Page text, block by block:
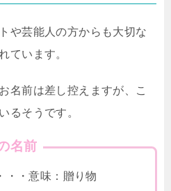
や芸能人の方からも大切な
ています。
名前は差し控えますが、こ
るそうです。
名前
・・意味：贈り物